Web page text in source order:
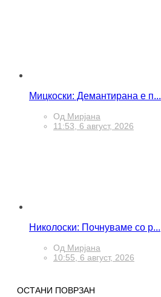
Мицкоски: Демантирана е п...
Од Мирјана
11:53, 6 август, 2026
Николоски: Почнуваме со р...
Од Мирјана
10:55, 6 август, 2026
ОСТАНИ ПОВРЗАН